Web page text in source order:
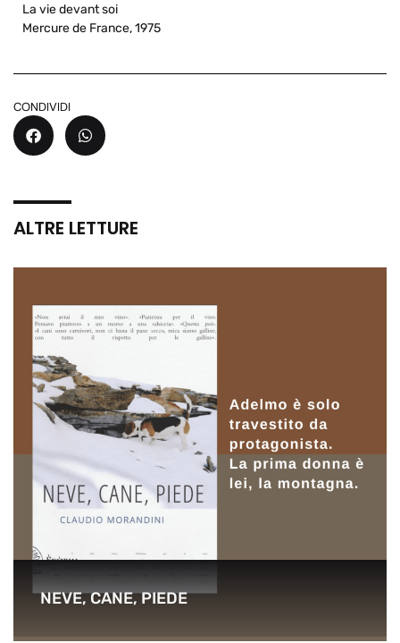
La vie devant soi
Mercure de France, 1975
CONDIVIDI
ALTRE LETTURE
NEVE, CANE, PIEDE